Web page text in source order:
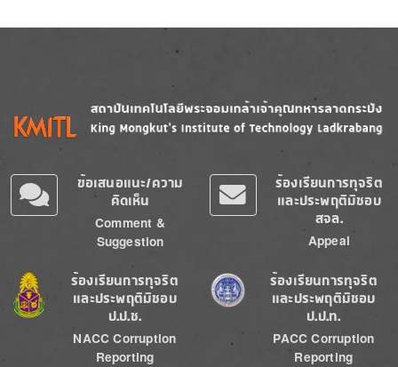
Image
ข้อเสนอแนะ/ความ
คิดเห็น
Comment &
Suggestion
ร้องเรียนการทุจริต
และประพฤติมิชอบ
สจล.
Appeal
Image
ร้องเรียนการทุจริต
และประพฤติมิชอบ
ป.ป.ช.
NACC Corruption
Reporting
Image
ร้องเรียนการทุจริต
และประพฤติมิชอบ
ป.ป.ท.
PACC Corruption
Reporting